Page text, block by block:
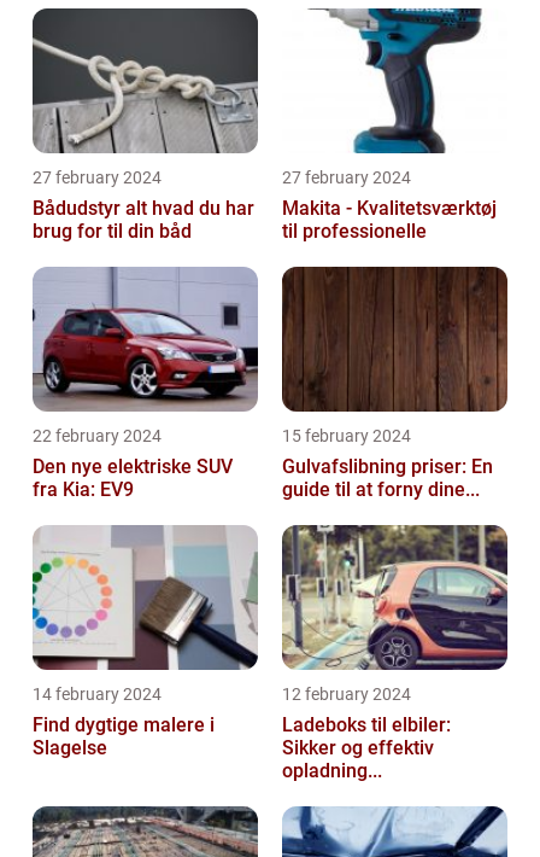
27 february 2024
Bådudstyr alt hvad du har
brug for til din båd
27 february 2024
Makita - Kvalitetsværktøj
til professionelle
22 february 2024
Den nye elektriske SUV
fra Kia: EV9
15 february 2024
Gulvafslibning priser: En
guide til at forny dine...
14 february 2024
Find dygtige malere i
Slagelse
12 february 2024
Ladeboks til elbiler:
Sikker og effektiv
opladning...